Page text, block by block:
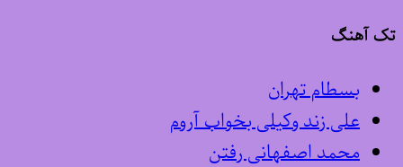
تک آهنگ
بسطام تهران
علی زند وکیلی بخواب آروم
محمد اصفهانی رفتن